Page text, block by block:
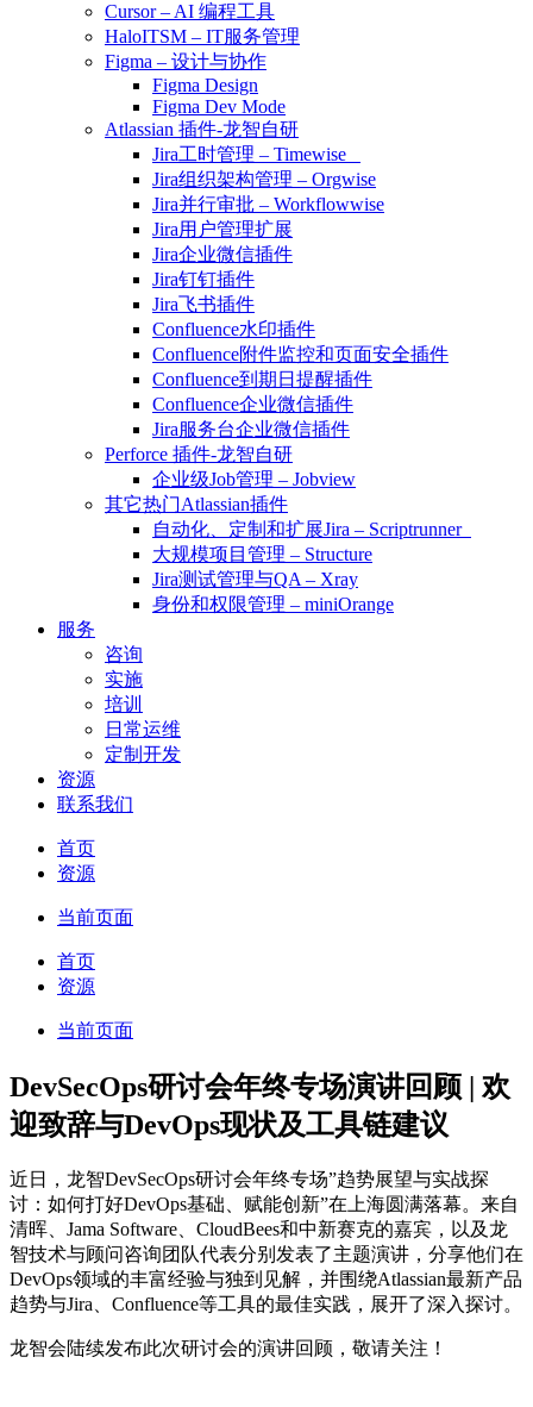
Cursor – AI 编程工具
HaloITSM – IT服务管理
Figma – 设计与协作
Figma Design
Figma Dev Mode
Atlassian 插件-龙智自研
Jira工时管理 – Timewise
Jira组织架构管理 – Orgwise
Jira并行审批 – Workflowwise
Jira用户管理扩展
Jira企业微信插件
Jira钉钉插件
Jira飞书插件
Confluence水印插件
Confluence附件监控和页面安全插件
Confluence到期日提醒插件
Confluence企业微信插件
Jira服务台企业微信插件
Perforce 插件-龙智自研
企业级Job管理 – Jobview
其它热门Atlassian插件
自动化、定制和扩展Jira – Scriptrunner
大规模项目管理 – Structure
Jira测试管理与QA – Xray
身份和权限管理 – miniOrange
服务
咨询
实施
培训
日常运维
定制开发
资源
联系我们
首页
资源
当前页面
首页
资源
当前页面
DevSecOps研讨会年终专场演讲回顾 | 欢
迎致辞与DevOps现状及工具链建议
近日，龙智DevSecOps研讨会年终专场”趋势展望与实战探
讨：如何打好DevOps基础、赋能创新”在上海圆满落幕。来自
清晖、Jama Software、CloudBees和中新赛克的嘉宾，以及龙
智技术与顾问咨询团队代表分别发表了主题演讲，分享他们在
DevOps领域的丰富经验与独到见解，并围绕Atlassian最新产品
趋势与Jira、Confluence等工具的最佳实践，展开了深入探讨。
龙智会陆续发布此次研讨会的演讲回顾，敬请关注！